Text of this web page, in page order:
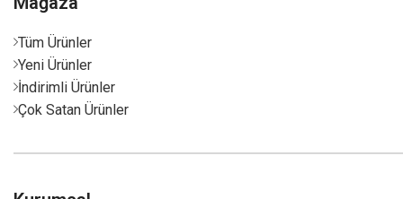
Tüm Ürünler
Yeni Ürünler
İndirimli Ürünler
Çok Satan Ürünler